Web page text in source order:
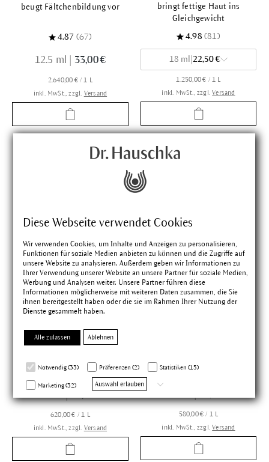
Diese Webseite verwendet Cookies
Wir verwenden Cookies, um Inhalte und Anzeigen zu personalisieren,
Funktionen für soziale Medien anbieten zu können und die Zugriffe auf
unsere Website zu analysieren. Außerdem geben wir Informationen zu
Ihrer Verwendung unserer Website an unsere Partner für soziale Medien,
Werbung und Analysen weiter. Unsere Partner führen diese
Informationen möglicherweise mit weiteren Daten zusammen, die Sie
ihnen bereitgestellt haben oder die sie im Rahmen Ihrer Nutzung der
Dienste gesammelt haben.
Alle zulassen Ablehnen
Notwendig (33) Präferenzen (2) Statistiken (15)
Marketing (32) Auswahl erlauben
beugt Fältchenbildung vor
4.87 (67)
12.5 ml 33,00 €
2.640,00 € / 1 L
inkl. MwSt., zzgl. Versand
bringt fettige Haut ins
Gleichgewicht
4.98 (81)
18 ml |22,50 €
1.250,00 € / 1 L
inkl. MwSt., zzgl.Versand
Beruhigendes Tagesfluid
stärkt Haut, die zu Rötungen
und erweiterten Äderchen
4.92 (132)
620,00 € / 1 L
inkl. MwSt., zzgl. Versand
Ausgleichendes
Tagesfluid
mit Wundklee
4.91
580,00 € / 1 L
inkl. MwSt., zzgl.Versand